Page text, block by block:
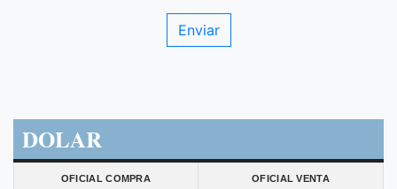
DOLAR
OFICIAL COMPRA OFICIAL VENTA